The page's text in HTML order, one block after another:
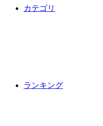
カテゴリ
ランキング